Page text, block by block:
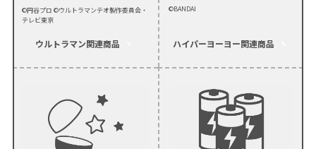
©円谷プロ ©ウルトラマンテオ製作委員会・
テレビ東京
ウルトラマン関連商品
©BANDAI
ハイパーヨーヨー関連商品